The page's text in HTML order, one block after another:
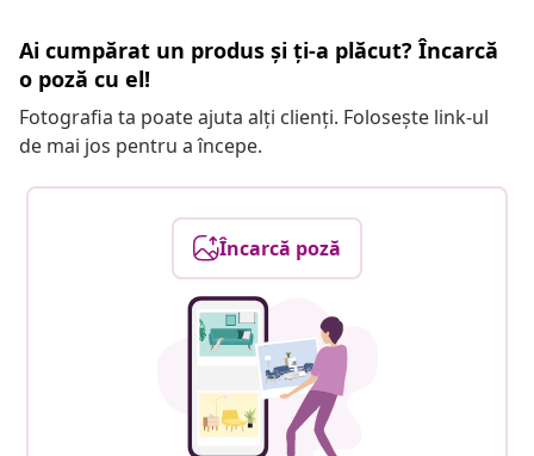
Ai cumpărat un produs și ți-a plăcut? Încarcă
o poză cu el!
Fotografia ta poate ajuta alți clienți. Folosește link-ul
de mai jos pentru a începe.
Încarcă poză